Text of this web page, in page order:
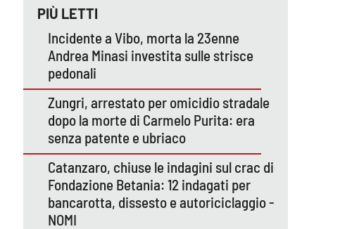
PIÙ LETTI
Incidente a Vibo, morta la 23enne
Andrea Minasi investita sulle strisce
pedonali
Zungri, arrestato per omicidio stradale
dopo la morte di Carmelo Purita: era
senza patente e ubriaco
Catanzaro, chiuse le indagini sul crac di
Fondazione Betania: 12 indagati per
bancarotta, dissesto e autoriciclaggio -
NOMI